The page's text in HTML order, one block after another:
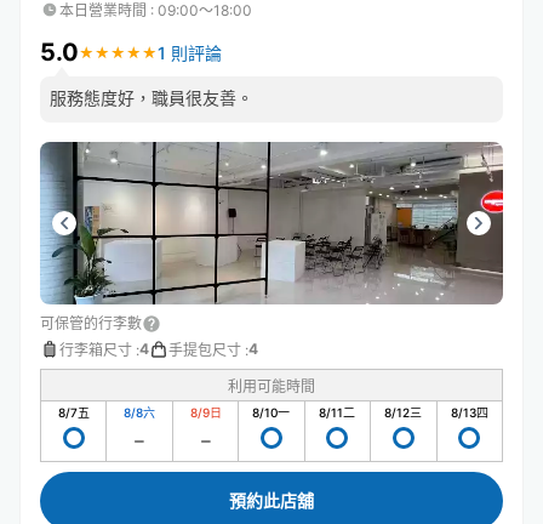
本日營業時間 : 09:00〜18:00
5.0★ ★ ★ ★ ★
★ ★ ★ ★ ★1 則評論
服務態度好，職員很友善。
可保管的行李數
行李箱尺寸 :4 手提包尺寸 :4
利用可能時間
8/7五 8/8六 8/9日 8/10一 8/11二 8/12三 8/13四
預約此店舖